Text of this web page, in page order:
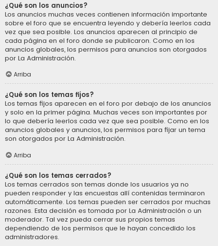
¿Qué son los anuncios?
Los anuncios muchas veces contienen información importante
sobre el foro que se encuentra leyendo y debería leerlos cada
vez que sea posible. Los anuncios aparecen al principio de
cada página en el foro donde se publicaron. Como en los
anuncios globales, los permisos para anuncios son otorgados
por La Administración.
Arriba
¿Qué son los temas fijos?
Los temas fijos aparecen en el foro por debajo de los anuncios
y solo en la primer página. Muchas veces son importantes por
lo que debería leerlos cada vez que sea posible. Como en los
anuncios globales y anuncios, los permisos para fijar un tema
son otorgados por La Administración.
Arriba
¿Qué son los temas cerrados?
Los temas cerrados son temas donde los usuarios ya no
pueden responder y las encuestas allí contenidas terminaron
automáticamente. Los temas pueden ser cerrados por muchas
razones. Esta decisión es tomada por La Administración o un
moderador. Tal vez pueda cerrar sus propios temas
dependiendo de los permisos que le hayan concedido los
administradores.